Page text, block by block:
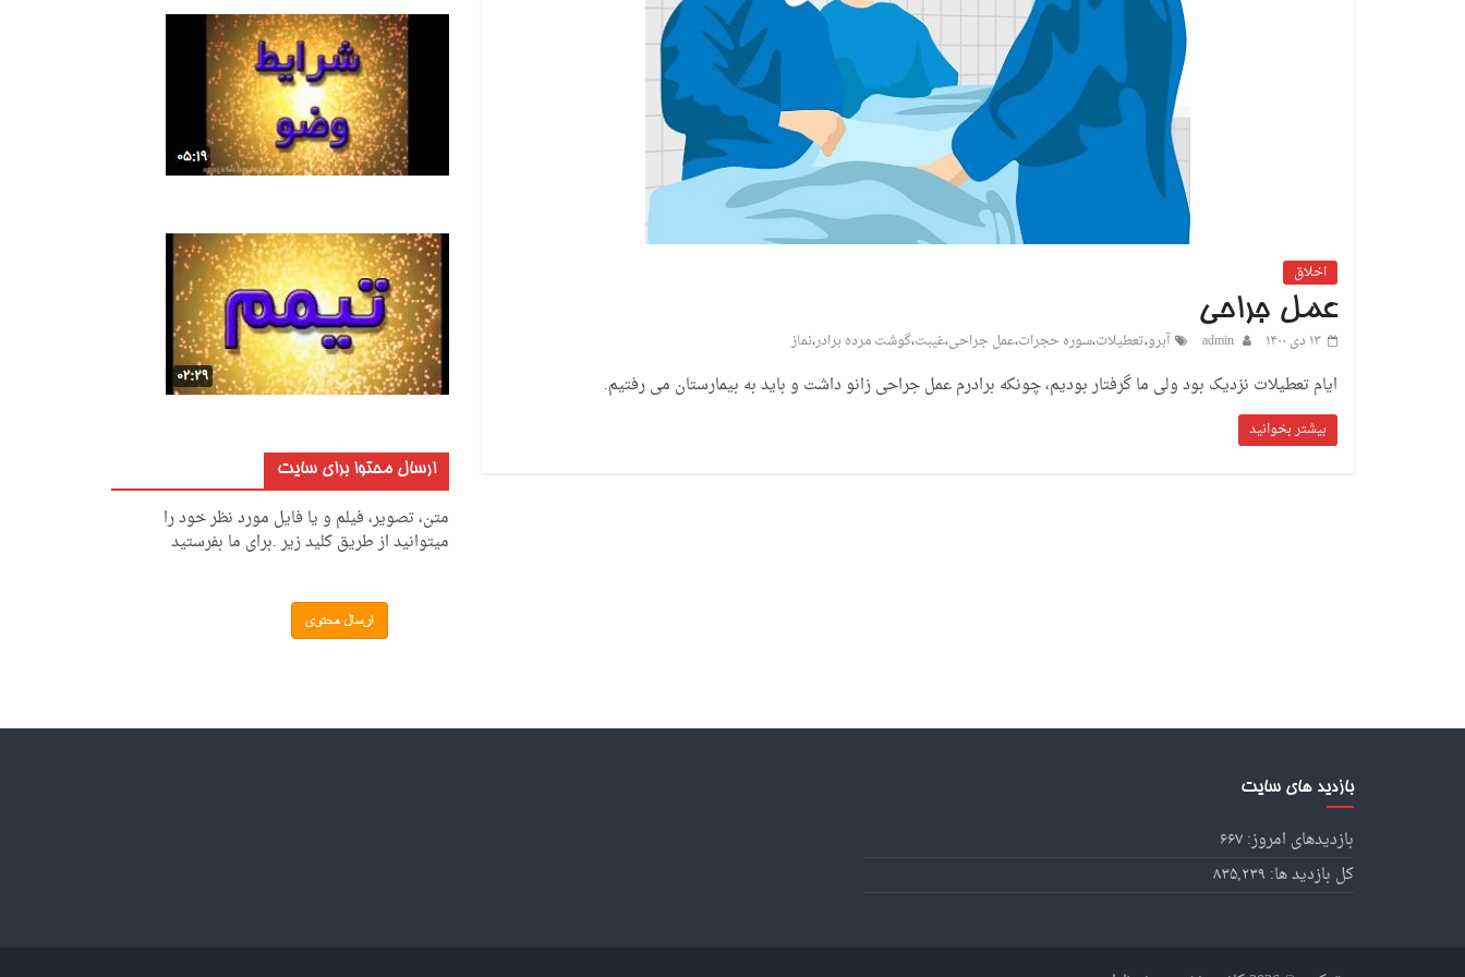
اخلاق
عمل جراحی
۱۳ دی ۱۴۰۰ admin آبرو،تعطیلات،سوره حجرات،عمل جراحی،غیبت،گوشت مرده برادر،نماز
ایام تعطیلات نزدیک بود ولی ما گرفتار بودیم، چونکه برادرم عمل جراحی زانو داشت و باید به بیمارستان می رفتیم.
بیشتر بخوانید
ارسال محتوا برای سایت
متن، تصویر، فیلم و یا فایل مورد نظر خود را
میتوانید از طریق کلید زیر .برای ما بفرستید
بازدید های سایت
بازدیدهای امروز:۶۶۷
کل بازدید ها: ۸۳۵,۲۳۹